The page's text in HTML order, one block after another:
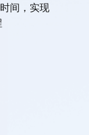
间，实现